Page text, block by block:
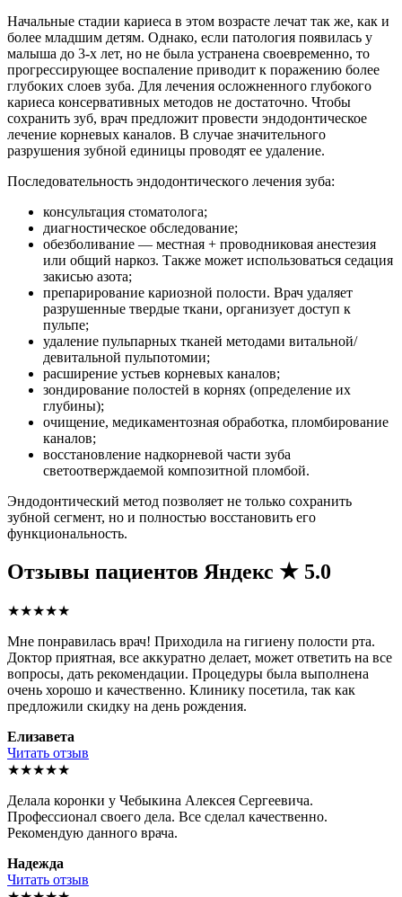
Начальные стадии кариеса в этом возрасте лечат так же, как и
более младшим детям. Однако, если патология появилась у
малыша до 3-х лет, но не была устранена своевременно, то
прогрессирующее воспаление приводит к поражению более
глубоких слоев зуба. Для лечения осложненного глубокого
кариеса консервативных методов не достаточно. Чтобы
сохранить зуб, врач предложит провести эндодонтическое
лечение корневых каналов. В случае значительного
разрушения зубной единицы проводят ее удаление.
Последовательность эндодонтического лечения зуба:
консультация стоматолога;
диагностическое обследование;
обезболивание — местная + проводниковая анестезия
или общий наркоз. Также может использоваться седация
закисью азота;
препарирование кариозной полости. Врач удаляет
разрушенные твердые ткани, организует доступ к
пульпе;
удаление пульпарных тканей методами витальной/
девитальной пульпотомии;
расширение устьев корневых каналов;
зондирование полостей в корнях (определение их
глубины);
очищение, медикаментозная обработка, пломбирование
каналов;
восстановление надкорневой части зуба
светоотверждаемой композитной пломбой.
Эндодонтический метод позволяет не только сохранить
зубной сегмент, но и полностью восстановить его
функциональность.
Отзывы пациентов Яндекс ★ 5.0
★★★★★
Мне понравилась врач! Приходила на гигиену полости рта.
Доктор приятная, все аккуратно делает, может ответить на все
вопросы, дать рекомендации. Процедуры была выполнена
очень хорошо и качественно. Клинику посетила, так как
предложили скидку на день рождения.
Елизавета
Читать отзыв
★★★★★
Делала коронки у Чебыкина Алексея Сергеевича.
Профессионал своего дела. Все сделал качественно.
Рекомендую данного врача.
Надежда
Читать отзыв